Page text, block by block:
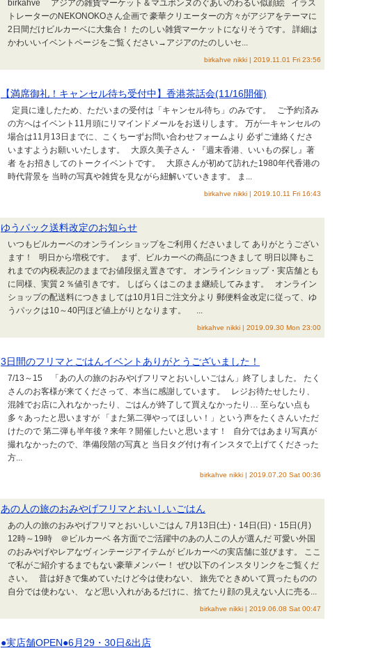
birkahve アジアの雑貨マーケット＆マユボンヌのぐあいのわるい似顔絵 イラス
トレーターのNEKONOKOさん企画で 豪華クリエーターの方々がアジアをテーマに
2日間だけビルカーベに大集合！ たのしい雑貨マーケットになりそうです。 詳細は
かわいいイベントページをご覧ください→アジアのたのしいセ...
birkahve nikki | 2019.11.01 Fri 23:56
【満席御礼！キャンセル待ち受付中】香港茶話会(11/16開催)
定員に達したため、ただいまの受付は「キャンセル待ち」のみです。 ご予約済み
の方へはイベント11月頭にリマインドメールをお送りします。 万が一キャンセルの
場合は11月13日までに、こくちーずお問い合わせフォームより 必ずご連絡くださ
いますようお願いいたします。 大原久美子さん・『週末香港、いいもの探し』著
者 をお招きしてのトークイベントです。 大原さんが初めて訪れた1980年代香港の
時代背景を 当時の写真や雑貨を見ながら紐解いていきます。 ま...
birkahve nikki | 2019.10.11 Fri 16:43
ゆうパック送料改定のお知らせ
いつもビルカーベのオンラインショップをご利用くださいまして ありがとうござい
ます！ 明日から増税です。 まず、ビルカーベの商品につきまして 明日以降もこ
れまでの内税表記のままでお値段据え置きです。 オンラインショップ・実店舗とも
に同様、実質２％値引きです。 しばらくはこのまま継続してみます。 オンライン
ショップの配送料につきましては10月1日ご注文分より 郵便料金改定に従って、ゆ
うパックは10～40円ほど値上がりとなります。 ...
birkahve nikki | 2019.09.30 Mon 23:00
3日間のフリマとごはんイベントありがとうございました！
7/13～15 「あの人の旅のおみやげフリマとおいしいごはん」終了しました。 たく
さんのお客様が来てくださって、本当に感謝しています。 レジお待たせしたり、
混雑でお店に入れなかったり、ごはんが終了して買えなかったり… 至らない点も
多々あったと思いますが 「また第二弾やってほしい！」という声をたくさんいただ
けたので 第二弾も半年後？来年？開催したいと思います！ 自分ではあまり写真が
撮れなかったので、準備段階の写真と 当日タグ付け有インスタで上げてくださった
方...
birkahve nikki | 2019.07.20 Sat 00:36
あの人の旅のおみやげフリマとおいしいごはん
あの人の旅のおみやげフリマとおいしいごはん 7月13日(土)・14日(日)・15日(月)
12時～19時 ＠ビルカーベ 各方面でご活躍中のあの人この人が選んだ 可愛い外国
のおみやげやレアなヴィンテージアイテムが ビルカーベの実店舗に並びます。 ここ
で私がご紹介するまでもない豪華メンバー！ ぜひ以下のインスタリンクをご覧くだ
さい。 昔は好きで集めていたけど今は使わない、 旅先でときめいて買ったものの
自分では使わない、 など思い入れがあるだけに、捨てたり顔の見えない人に売る...
birkahve nikki | 2019.06.08 Sat 00:47
●実店舗OPEN●6月29・30日&出店